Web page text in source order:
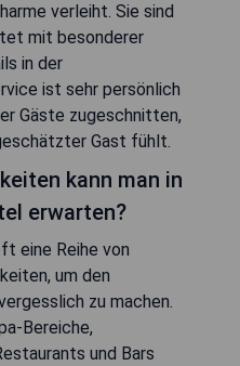
verleiht. Sie sind
mit besonderer
in der
ist sehr persönlich
Gäste zugeschnitten,
Gast fühlt.
kann man in
erwarten?
eine Reihe von
um den
zu machen.
Bereiche,
und Bars